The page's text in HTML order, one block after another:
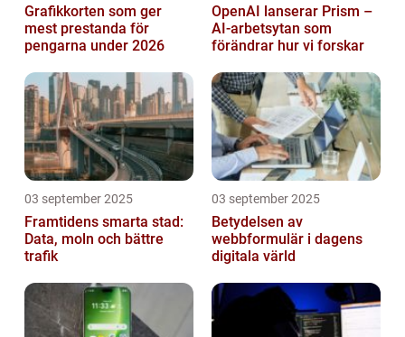
Grafikkorten som ger
mest prestanda för
pengarna under 2026
OpenAI lanserar Prism –
AI-arbetsytan som
förändrar hur vi forskar
03 september 2025
Framtidens smarta stad:
Data, moln och bättre
trafik
03 september 2025
Betydelsen av
webbformulär i dagens
digitala värld